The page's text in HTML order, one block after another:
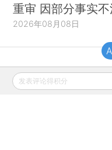
重审 因部分事实
2026年08月08日
财新移动
发表评论得积分